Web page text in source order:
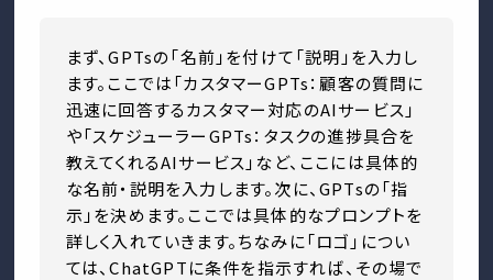
まず、GPTsの「名前」を付けて「説明」を入力し
ます。ここでは「カスタマーGPTs：顧客の質問に
迅速に回答するカスタマー対応のAIサービス」
や「スケジューラーGPTs：タスクの進捗具合を
教えてくれるAIサービス」など、ここには具体的
な名前・説明を入力します。次に、GPTsの「指
示」を決めます。ここでは具体的なプロンプトを
詳しく入れていきます。ちなみに「ロゴ」につい
ては、ChatGPTに条件を指示すれば、その場で